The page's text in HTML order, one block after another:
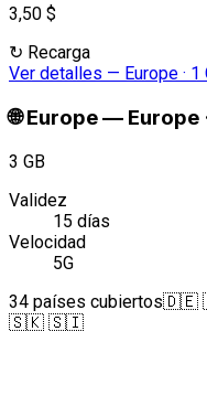
3,50 $
↻ Recarga
Ver detalles — Europe · 1
🌐 Europe— Europe
3 GB
Validez
15 días
Velocidad
5G
34 países cubiertos🇩🇪
🇸🇰 🇸🇮